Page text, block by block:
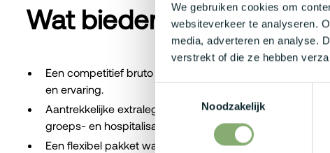
We gebruiken cookies om
websiteverkeer te analyseren.
media, adverteren en analyse.
verstrekt of die ze hebben
Noodzakelijk
Wat bieden zij jou?
Een competitief bruto maandsalaris tussen €3.000 -
en ervaring.
Aantrekkelijke extralegale voordelen zoals netto-
groeps- en hospitalisatieverzekering, ecocheques en
Een flexibel pakket waardoor je in ruil voor loon kan